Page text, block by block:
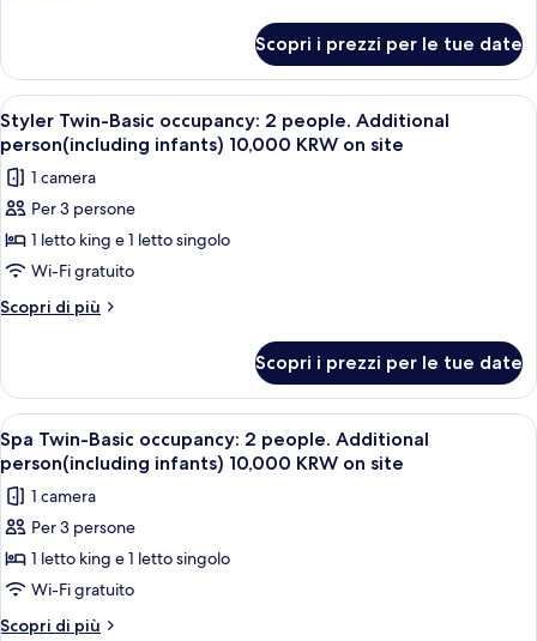
2
people.
Additional
person(including
infants)
10,000
KRW
on
site
Twin
Room-
Basic
occupancy:
2
people.
Additional
person(including
infants)
10,000
on
Scopri i prezzi per le tue date
Apri
tutte
le
foto
per
Styler
Twin-
Basic
people.
Additional
person(including
infants)
10,000
KRW
on
site
Una camera d'albergo con un letto,
17
Styler Twin-Basic occupancy: 2 people. Additional
person(including infants) 10,000 KRW on site
1 camera
Per 3 persone
1 letto king e 1 letto singolo
Wi-Fi gratuito
Scopri di più
Altri
Twin-
Basic
occupancy:
2
people.
Additional
person(including
10,000
KRW
site
Scopri i prezzi per le tue date
Apri
tutte
le
foto
per
Spa
Twin-
Basic
Camera d'albergo moderna con due
12
Spa Twin-Basic occupancy: 2 people. Additional
person(including infants) 10,000 KRW on site
1 camera
Per 3 persone
1 letto king e 1 letto singolo
Wi-Fi gratuito
Scopri di più
Altri